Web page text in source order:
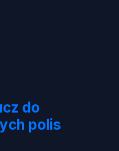
do
polis